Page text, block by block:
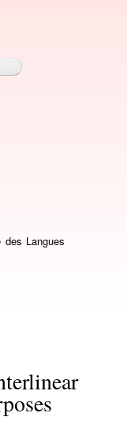
des Langues